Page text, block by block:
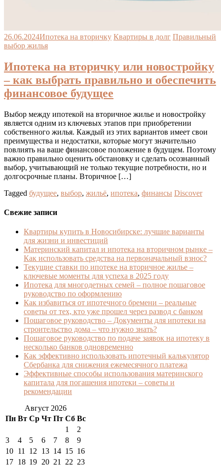
26.06.2024Ипотека на вторичку Квартиры в долг Правильный
выбор жилья
Ипотека на вторичку или новостройку
– как выбрать правильно и обеспечить
финансовое будущее
Выбор между ипотекой на вторичное жилье и новостройку
является одним из ключевых этапов при приобретении
собственного жилья. Каждый из этих вариантов имеет свои
преимущества и недостатки, которые могут значительно
повлиять на ваше финансовое положение в будущем. Поэтому
важно правильно оценить обстановку и сделать осознанный
выбор, учитывающий не только текущие потребности, но и
долгосрочные планы. Вторичное […]
Tagged будущее, выбор, жильё, ипотека, финансы Discover
Свежие записи
Квартиры купить в Новосибирске: лучшие варианты
для жизни и инвестиций
Материнский капитал и ипотека на вторичном рынке –
Как использовать средства на первоначальный взнос?
Текущие ставки по ипотеке на вторичное жилье –
ключевые моменты для успеха в 2025 году
Ипотека для многодетных семей – полное пошаговое
руководство по оформлению
Как избавиться от ипотечного бремени – реальные
советы от тех, кто уже прошел через развод с банком
Пошаговое руководство – Документы для ипотеки на
строительство дома – что нужно знать?
Пошаговое руководство по подаче заявок на ипотеку в
несколько банков одновременно
Как эффективно использовать ипотечный калькулятор
Сбербанка для снижения ежемесячного платежа
Эффективные способы использования материнского
капитала для погашения ипотеки – советы и
рекомендации
Август 2026
Пн Вт Ср Чт Пт Сб Вс
1
2
3
4 5 6 7 8
9
10 11 12 13 14 15 16
17 18 19 20 21 22 23